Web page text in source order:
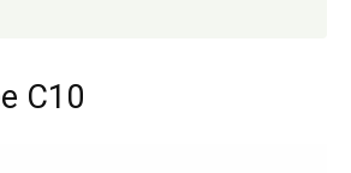
C10